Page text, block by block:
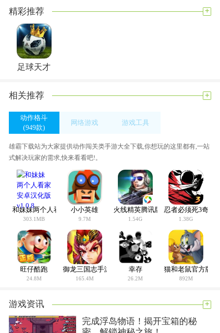
的治愈，你可以感受真实的特征，你可以享受全国各地的美食，丰富的游
戏场景可以带给你不一样的特点，你可以感受任何的需求，喜欢的小伙伴
快来下载托卡有风小镇最新版2023试试吧。
精彩推荐 +
足球天才
相关推荐 +
动作格斗
(949款)
网络游戏
游戏工具
雄霸下载站为大家提供动作闯关类手游大全下载,你想玩的这里都有,一站
式解决玩家的需求,快来看看吧!。
和妹妹两个人看家安卓汉化版 v1.0.8
303.1MB
小小英雄
9.7M
火线精英腾讯版
1.54G
忍者必须死3奇喵
1.38G
旺仔酷跑
24.8M
御龙三国志手游
165.4M
幸存
26.2M
猫和老鼠官方版
892M
游戏资讯 +
完成浮岛物语！揭开宝箱的秘